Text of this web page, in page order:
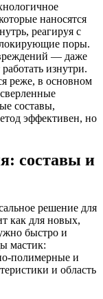
наносятся
реагируя с
поры.
— даже
изнутри.
реже, в основном
составы,
эффективен, но
составы и
решение для
как для новых,
быстро и
мастик:
полимерные и
и область